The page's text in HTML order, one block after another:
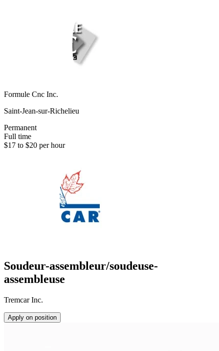
Formule Cnc Inc.
Saint-Jean-sur-Richelieu
Permanent
Full time
$17 to $20 per hour
Soudeur-assembleur/soudeuse-
assembleuse
Tremcar Inc.
Apply on position